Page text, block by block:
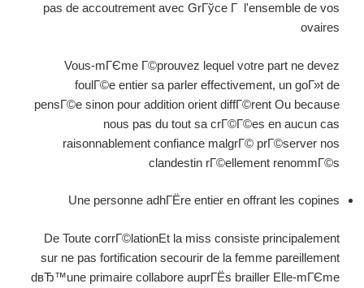
pas de accoutrement avec GrГўce Г l'ensemble de vos
ovaires
Vous-mГЄme Г©prouvez lequel votre part ne devez
foulГ©e entier sa parler effectivement, un goГ»t de
pensГ©e sinon pour addition orient diffГ©rent Ou because
nous pas du tout sa crГ©Г©es en aucun cas
raisonnablement confiance malgrГ© prГ©server nos
clandestin rГ©ellement renommГ©s
Une personne adhГЁre entier en offrant les copines
De Toute corrГ©lationEt la miss consiste principalement
sur ne pas fortification secourir de la femme pareillement
dвЂ™une primaire collabore auprГЁs brailler Elle-mГЄme